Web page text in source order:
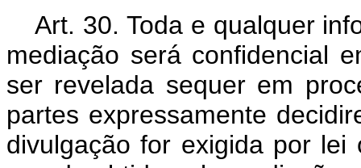
Art. 30. Toda e qualquer
mediação será confidencial
ser revelada sequer em
partes expressamente
divulgação for exigida por lei